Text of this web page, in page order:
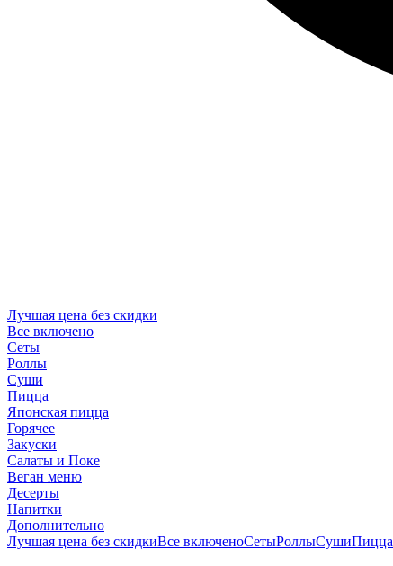
Лучшая цена без скидки
Все включено
Сеты
Роллы
Суши
Пицца
Японская пицца
Горячее
Закуски
Салаты и Поке
Веган меню
Десерты
Напитки
Дополнительно
Лучшая цена без скидкиВсе включеноСетыРоллыСушиПицца